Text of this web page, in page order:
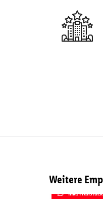
Weitere
inkl. Frühstück